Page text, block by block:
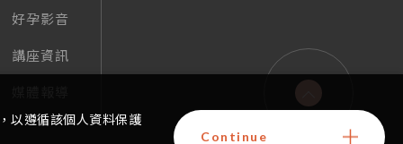
好孕影音
講座資訊
以遵循該個人資料保護
Continue